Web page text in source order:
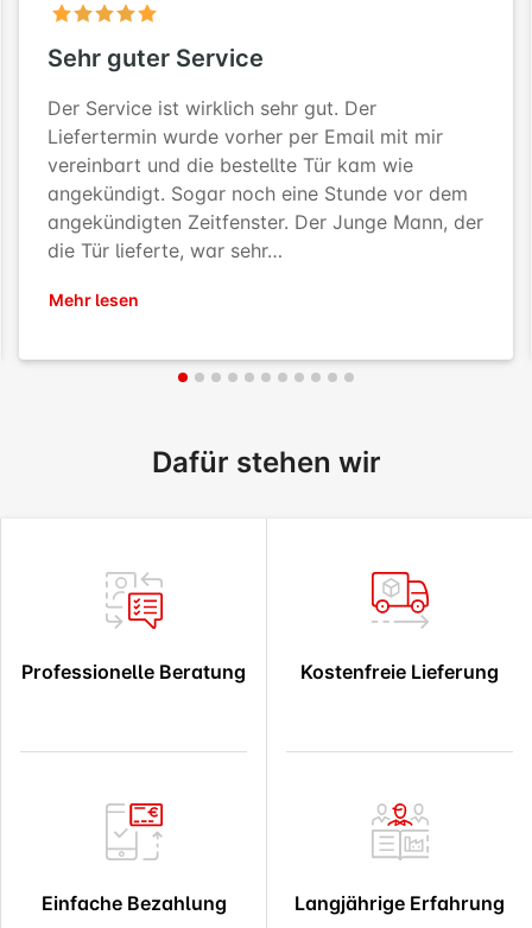
Sehr guter Service
Der Service ist wirklich sehr gut. Der
Liefertermin wurde vorher per Email mit mir
vereinbart und die bestellte Tür kam wie
angekündigt. Sogar noch eine Stunde vor dem
angekündigten Zeitfenster. Der Junge Mann, der
die Tür lieferte, war sehr…
Mehr lesen
Dafür stehen wir
Professionelle Beratung Kostenfreie Lieferung
Einfache Bezahlung Langjährige Erfahrung